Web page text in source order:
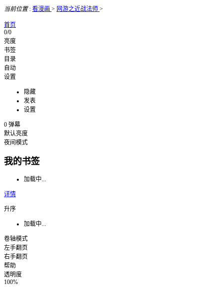
当前位置: 看漫画 > 网游之近战法师 >
首页
0/0
亮度
书签
目录
自动
设置
隐藏
发表
设置
0 弹幕
默认亮度
夜间模式
我的书签
加载中...
详情
升序
加载中...
卷轴模式
左手翻页
右手翻页
帮助
透明度
100%